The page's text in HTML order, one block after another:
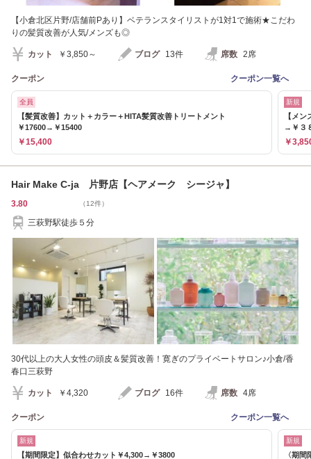
【小倉北区片野/店舗前Pあり】ベテランスタイリストが1対1で施術★こだわ
りの髪質改善が人気/メンズも◎
カット ￥3,850～ ブログ 13件 席数 2席
クーポン クーポン一覧へ
全員
【髪質改善】カット＋カラー＋HITA髪質改善トリートメント
￥17600→￥15400
￥15,400
新規
【メ
→￥３
￥
Hair Make C-ja 片野店【ヘアメーク シージャ】
3.80 （12件）
三萩野駅徒歩５分
30代以上の大人女性の頭皮＆髪質改善！寛ぎのプライベートサロン♪小倉/香
春口三萩野
カット ￥4,320 ブログ 16件 席数 4席
クーポン クーポン一覧へ
新規
【期間限定】似合わせカット￥4,300→￥3800
新規
〈期